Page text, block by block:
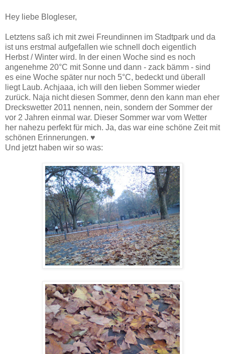
Hey liebe Blogleser,
Letztens saß ich mit zwei Freundinnen im Stadtpark und da
ist uns erstmal aufgefallen wie schnell doch eigentlich
Herbst / Winter wird. In der einen Woche sind es noch
angenehme 20°C mit Sonne und dann - zack bämm - sind
es eine Woche später nur noch 5°C, bedeckt und überall
liegt Laub. Achjaaa, ich will den lieben Sommer wieder
zurück. Naja nicht diesen Sommer, denn den kann man eher
Dreckswetter 2011 nennen, nein, sondern der Sommer der
vor 2 Jahren einmal war. Dieser Sommer war vom Wetter
her nahezu perfekt für mich. Ja, das war eine schöne Zeit mit
schönen Erinnerungen. ♥
Und jetzt haben wir so was: